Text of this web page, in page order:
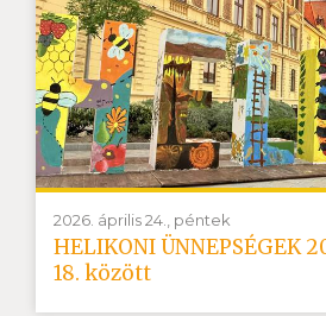
2026. április 24., péntek
HELIKONI ÜNNEPSÉGEK
18. között